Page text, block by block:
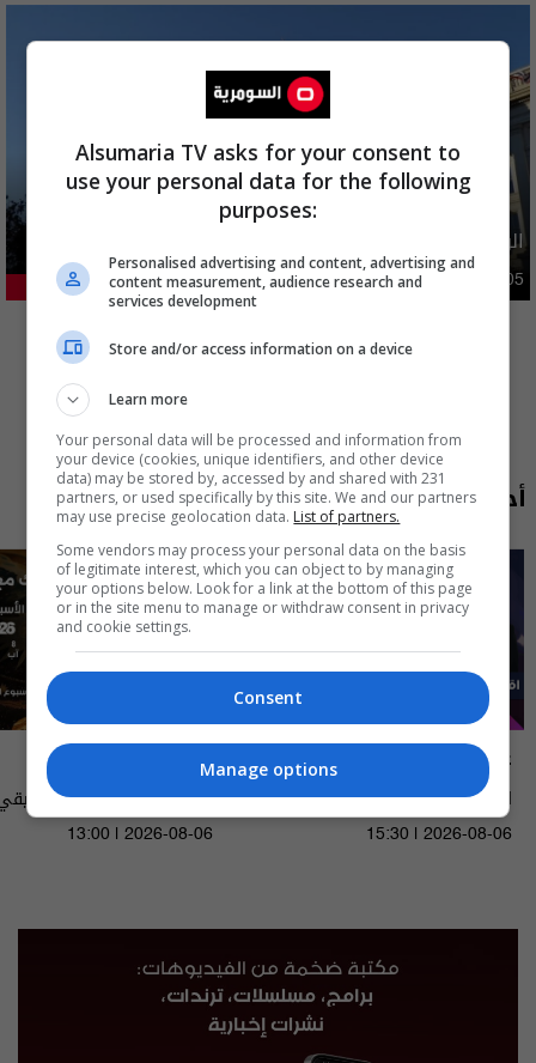
الولايات المتحدة تعلن رفع عقوبات عن ايران
دوليات 32.54% 10:10 | 2026-08-05
المزيد
أحدث الحلقات
علناً
اقتصاد العراق في عين العاصفة- علناً
م٥ - الحلقة ٨ | الموسم ٥
15:30 | 2026-08-06
أسرار الفلك
الى ١٤ آب ٢٠٢٦ | 2026
13:00 | 2026-08-06
Alsumaria TV asks for your consent to
use your personal data for the following
purposes:
Personalised advertising and content, advertising and
content measurement, audience research and
services development
Store and/or access information on a device
Learn more
Your personal data will be processed and information from
your device (cookies, unique identifiers, and other device
data) may be stored by, accessed by and shared with 231
partners, or used specifically by this site. We and our partners
may use precise geolocation data. List of partners.
Some vendors may process your personal data on the basis
of legitimate interest, which you can object to by managing
your options below. Look for a link at the bottom of this page
or in the site menu to manage or withdraw consent in privacy
and cookie settings.
Consent
Manage options